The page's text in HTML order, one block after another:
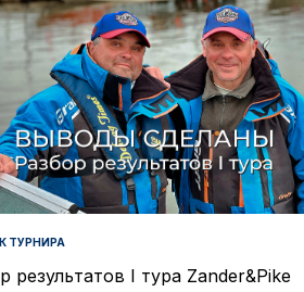
ТУРНИРА
результатов I тура Zander&Pike